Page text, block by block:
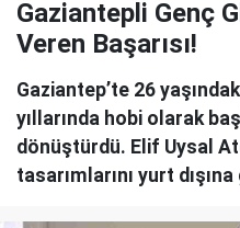
Gaziantepli Genç
Veren Başarısı!
Gaziantep’te 26
yıllarında hobi olarak
dönüştürdü. Elif Uysal
tasarımlarını yurt